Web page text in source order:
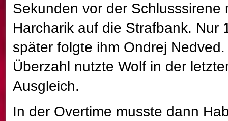
Sekunden vor der Schlusssirene
Harcharik auf die Strafbank. Nur
später folgte ihm Ondrej
Überzahl nutzte Wolf in der
Ausgleich.
In der Overtime musste dann